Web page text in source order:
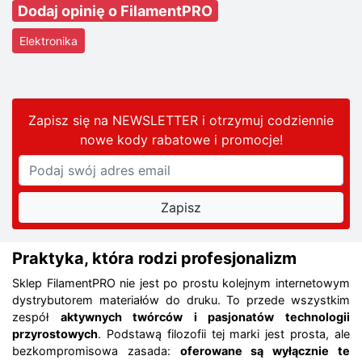
Dodaj opinię o FilamentPRO
Elektronika
Zapisz się na NEWSLETTER i otrzymuj codziennie
nowe kody rabatowei promocje!
Praktyka, która rodzi profesjonalizm
Sklep FilamentPRO nie jest po prostu kolejnym internetowym
dystrybutorem materiałów do druku. To przede wszystkim
zespół aktywnych twórców i pasjonatów technologii
przyrostowych. Podstawą filozofii tej marki jest prosta, ale
bezkompromisowa zasada: oferowane są wyłącznie te